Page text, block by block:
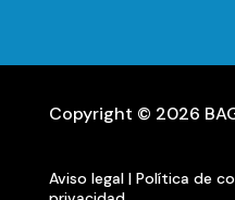
Copyright © 2026
Aviso legal| Política de